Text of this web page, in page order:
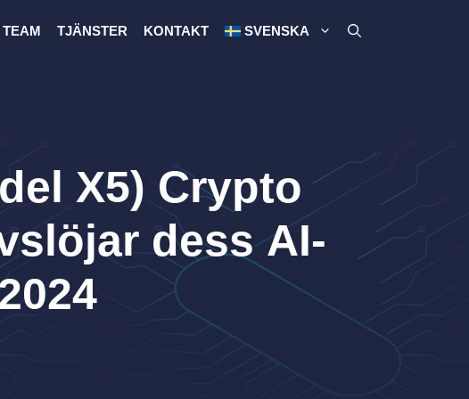
TEAM TJÄNSTER KONTAKT SVENSKA
X5) Crypto
dess AI-